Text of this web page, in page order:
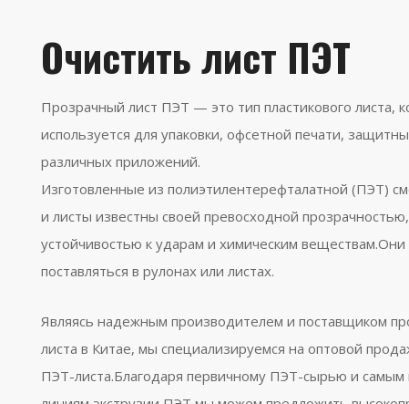
Очистить лист ПЭТ
Прозрачный лист ПЭТ — это тип пластикового листа,
используется для упаковки, офсетной печати,
различных приложений.
Изготовленные из полиэтилентерефталатной (ПЭТ)
и листы известны своей превосходной
устойчивостью к ударам и химическим веществам.Они
поставляться в рулонах или листах.
Являясь надежным производителем и поставщиком
листа в Китае, мы специализируемся на оптовой
ПЭТ-листа.Благодаря первичному ПЭТ-сырью и